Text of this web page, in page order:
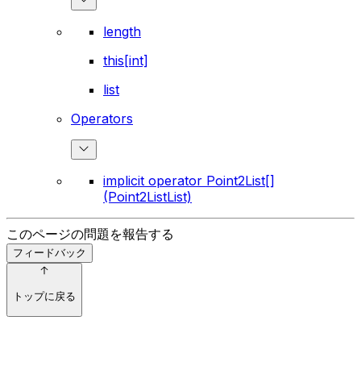
length
this[int]
list
Operators
implicit operator Point2List[]
(Point2ListList)
このページの問題を報告する
フィードバック
トップに戻る